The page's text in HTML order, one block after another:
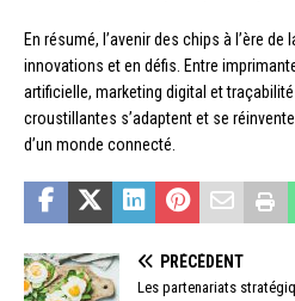
En résumé, l’avenir des chips à l’ère
innovations et en défis. Entre
artificielle, marketing digital et
croustillantes s’adaptent et se
d’un monde connecté.
PRÉCÉDENT
Les partenariats